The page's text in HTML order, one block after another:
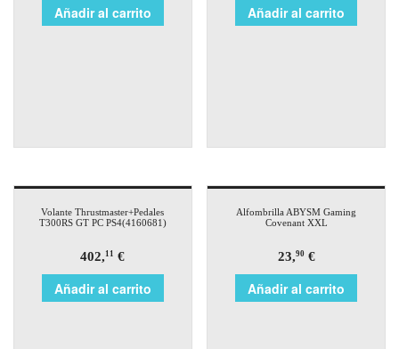
Añadir al carrito Añadir al carrito
Volante Thrustmaster+Pedales
T300RS GT PC PS4(4160681)
402,11 €
Añadir al carrito
Alfombrilla ABYSM Gaming
Covenant XXL
23,90€
Añadir al carrito